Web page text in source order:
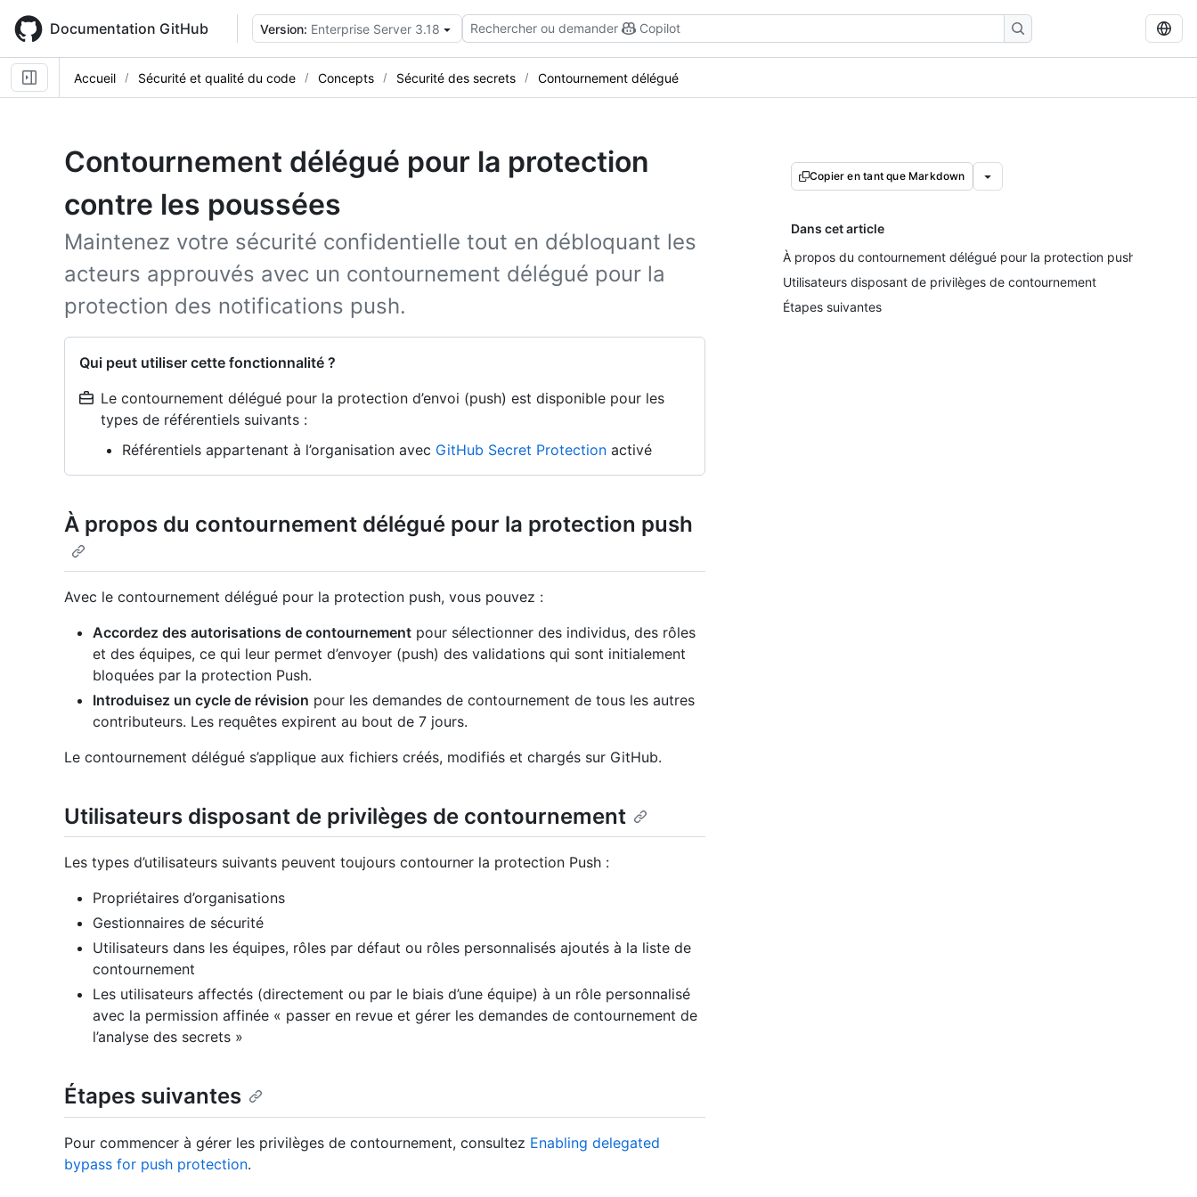
main
content
Documentation GitHub Version: Enterprise Server 3.18 Rechercher ou demander Copilot
Accueil Sécurité et qualité du code Concepts Sécurité des secrets Contournement délégué
Contournement délégué pour la protection
contre les poussées
Maintenez votre sécurité confidentielle tout en débloquant les
acteurs approuvés avec un contournement délégué pour la
protection des notifications push.
Qui peut utiliser cette fonctionnalité ?
Le contournement délégué pour la protection d’envoi (push) est disponible pour les
types de référentiels suivants :
Référentiels appartenant à l’organisation avec GitHub Secret Protection activé
Copier en tant que Markdown
Dans cet article
À propos du contournement délégué pour la protection push
Utilisateurs disposant de privilèges de contournement
Étapes suivantes
À propos du contournement délégué pour la protection push
Avec le contournement délégué pour la protection push, vous pouvez :
Accordez des autorisations de contournement pour sélectionner des individus, des rôles
et des équipes, ce qui leur permet d’envoyer (push) des validations qui sont initialement
bloquées par la protection Push.
Introduisez un cycle de révision pour les demandes de contournement de tous les autres
contributeurs. Les requêtes expirent au bout de 7 jours.
Le contournement délégué s’applique aux fichiers créés, modifiés et chargés sur GitHub.
Utilisateurs disposant de privilèges de contournement
Les types d’utilisateurs suivants peuvent toujours contourner la protection Push :
Propriétaires d’organisations
Gestionnaires de sécurité
Utilisateurs dans les équipes, rôles par défaut ou rôles personnalisés ajoutés à la liste de
contournement
Les utilisateurs affectés (directement ou par le biais d’une équipe) à un rôle personnalisé
avec la permission affinée « passer en revue et gérer les demandes de contournement de
l’analyse des secrets »
Étapes suivantes
Pour commencer à gérer les privilèges de contournement, consultez Enabling delegated
bypass for push protection.